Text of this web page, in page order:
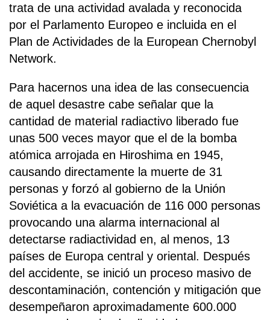
trata de una actividad avalada y reconocida
por el Parlamento Europeo e incluida en el
Plan de Actividades de la European Chernobyl
Network.
Para hacernos una idea de las consecuencia
de aquel desastre cabe señalar que la
cantidad de material radiactivo liberado fue
unas 500 veces mayor que el de la bomba
atómica arrojada en Hiroshima en 1945,
causando directamente la muerte de 31
personas y forzó al gobierno de la Unión
Soviética a la evacuación de 116 000 personas
provocando una alarma internacional al
detectarse radiactividad en, al menos, 13
países de Europa central y oriental. Después
del accidente, se inició un proceso masivo de
descontaminación, contención y mitigación que
desempeñaron aproximadamente 600.000